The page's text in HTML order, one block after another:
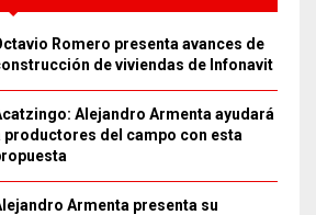
Romero presenta avances de
de viviendas de Infonavit
Alejandro Armenta ayudará
productores del campo con esta
Armenta presenta su